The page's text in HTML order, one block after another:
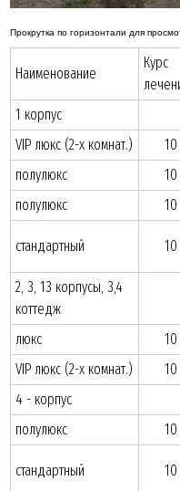
Наименование
Курс
1 корпус
VIP люкс (2-х комнат.)
10
полулюкс
10
полулюкс
10
стандартный 10
2, 3, 13 корпусы, 3,4
коттедж
люкс
10
VIP люкс (2-х комнат.)
10
4 - корпус
полулюкс
10
стандартный 10